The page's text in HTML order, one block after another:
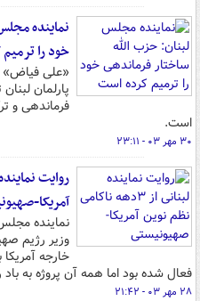
نماینده
خود را
«علی فیاض»
پارلمان
فرماندهی و
است.
۳۰ مهر ۰۳ - ۲۳:۱۱
آمریکا-
نماینده
وزیر رژیم
خارجه
فعال شده بود اما همه آن پروژه به
۲۸ مهر ۰۳ - ۲۱:۴۲